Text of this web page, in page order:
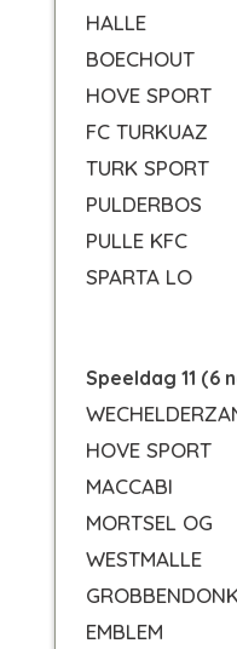
HALLE
BOECHOUT
HOVE SPORT
FC TURKUAZ
TURK SPORT
PULDERBOS
PULLE KFC
SPARTA LO
Speeldag 11 (6
HOVE SPORT
MACCABI
MORTSEL OG
WESTMALLE
EMBLEM